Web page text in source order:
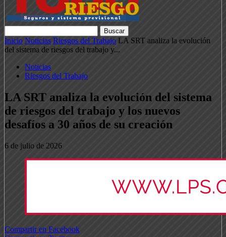
Inicio Noticias Riesgos del Trabajo LA SRT analiza la evolución
del sistema de riesgos del trabajo y...
Noticias
Riesgos del Trabajo
LA SRT analiza la evolución del sistema
de riesgos del trabajo y los nuevos
desafíos a 30 años de su creación
6 de julio de 2026
Compartir en Facebook